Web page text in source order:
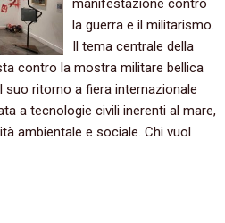
la guerra e il militarismo.
Il tema centrale della
contro la mostra militare bellica
suo ritorno a fiera internazionale
a tecnologie civili inerenti al mare,
ambientale e sociale. Chi vuol